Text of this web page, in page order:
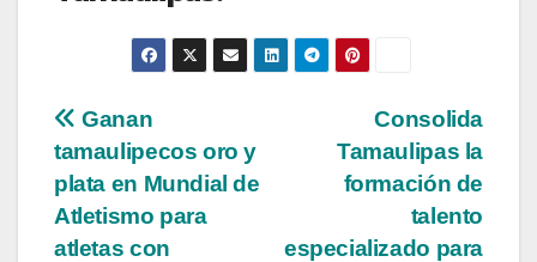
Navegación
de
entradas
Consolida
Tamaulipas la
formación de
talento
especializado para
Ganan
tamaulipecos oro y
plata en Mundial de
Atletismo para
atletas con